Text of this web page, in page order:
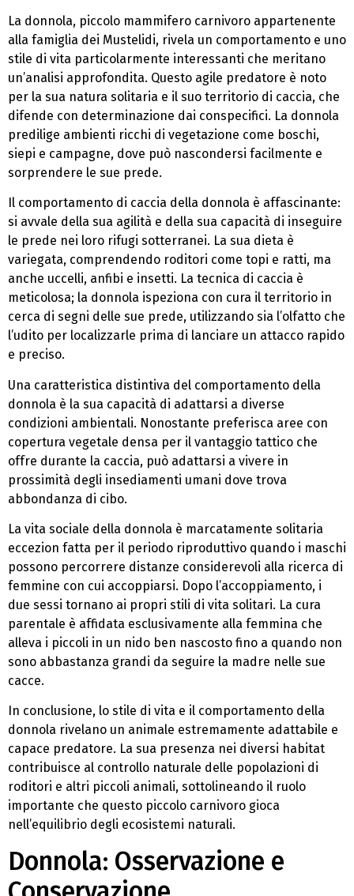
La donnola, piccolo mammifero carnivoro appartenente
alla famiglia dei Mustelidi, rivela un comportamento e uno
stile di vita particolarmente interessanti che meritano
un’analisi approfondita. Questo agile predatore è noto
per la sua natura solitaria e il suo territorio di caccia, che
difende con determinazione dai conspecifici. La donnola
predilige ambienti ricchi di vegetazione come boschi,
siepi e campagne, dove può nascondersi facilmente e
sorprendere le sue prede.
Il comportamento di caccia della donnola è affascinante:
si avvale della sua agilità e della sua capacità di inseguire
le prede nei loro rifugi sotterranei. La sua dieta è
variegata, comprendendo roditori come topi e ratti, ma
anche uccelli, anfibi e insetti. La tecnica di caccia è
meticolosa; la donnola ispeziona con cura il territorio in
cerca di segni delle sue prede, utilizzando sia l’olfatto che
l’udito per localizzarle prima di lanciare un attacco rapido
e preciso.
Una caratteristica distintiva del comportamento della
donnola è la sua capacità di adattarsi a diverse
condizioni ambientali. Nonostante preferisca aree con
copertura vegetale densa per il vantaggio tattico che
offre durante la caccia, può adattarsi a vivere in
prossimità degli insediamenti umani dove trova
abbondanza di cibo.
La vita sociale della donnola è marcatamente solitaria
eccezion fatta per il periodo riproduttivo quando i maschi
possono percorrere distanze considerevoli alla ricerca di
femmine con cui accoppiarsi. Dopo l’accoppiamento, i
due sessi tornano ai propri stili di vita solitari. La cura
parentale è affidata esclusivamente alla femmina che
alleva i piccoli in un nido ben nascosto fino a quando non
sono abbastanza grandi da seguire la madre nelle sue
cacce.
In conclusione, lo stile di vita e il comportamento della
donnola rivelano un animale estremamente adattabile e
capace predatore. La sua presenza nei diversi habitat
contribuisce al controllo naturale delle popolazioni di
roditori e altri piccoli animali, sottolineando il ruolo
importante che questo piccolo carnivoro gioca
nell’equilibrio degli ecosistemi naturali.
Donnola: Osservazione e